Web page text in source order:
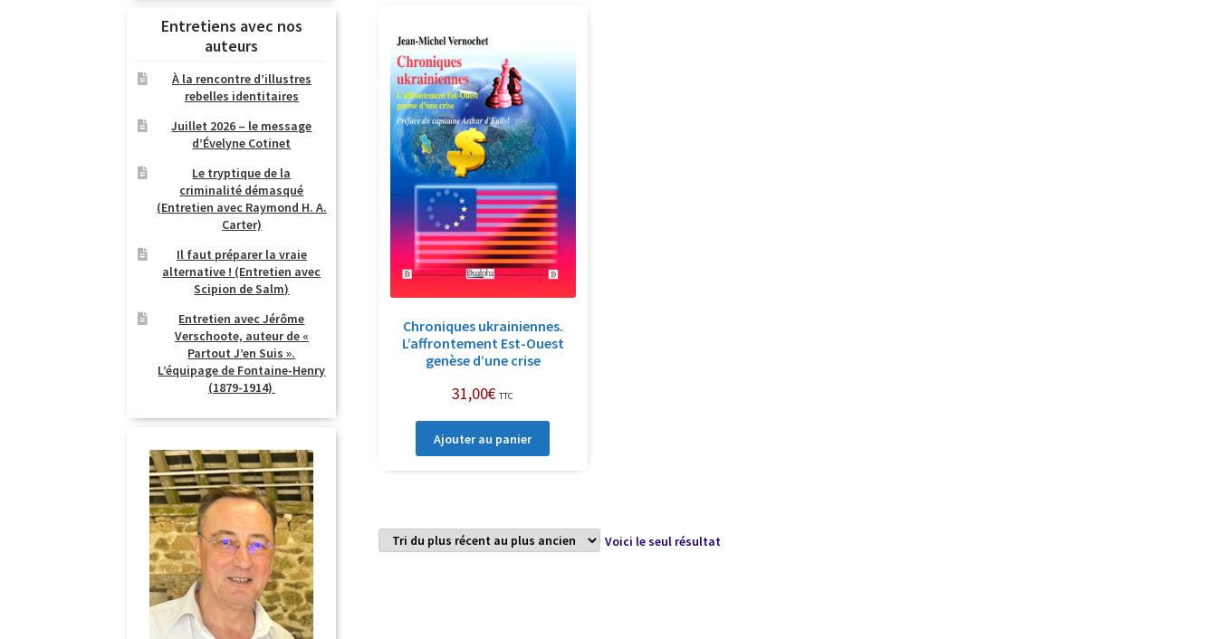
Chroniques ukrainiennes.
L’affrontement Est-Ouest
genèse d’une crise
31,00€ TTC
Ajouter au panier
Voici le seul résultat
Entretiens avec nos
auteurs
À la rencontre d’illustres
rebelles identitaires
Juillet 2026 – le message
d’Évelyne Cotinet
Le tryptique de la
criminalité démasqué
(Entretien avec Raymond H. A.
Carter)
Il faut préparer la vraie
alternative ! (Entretien avec
Scipion de Salm)
Entretien avec Jérôme
Verschoote, auteur de «
Partout J’en Suis ».
L’équipage de Fontaine-Henry
(1879-1914)